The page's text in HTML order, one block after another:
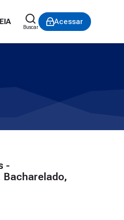
Buscar
Acessar
-
Bacharelado,